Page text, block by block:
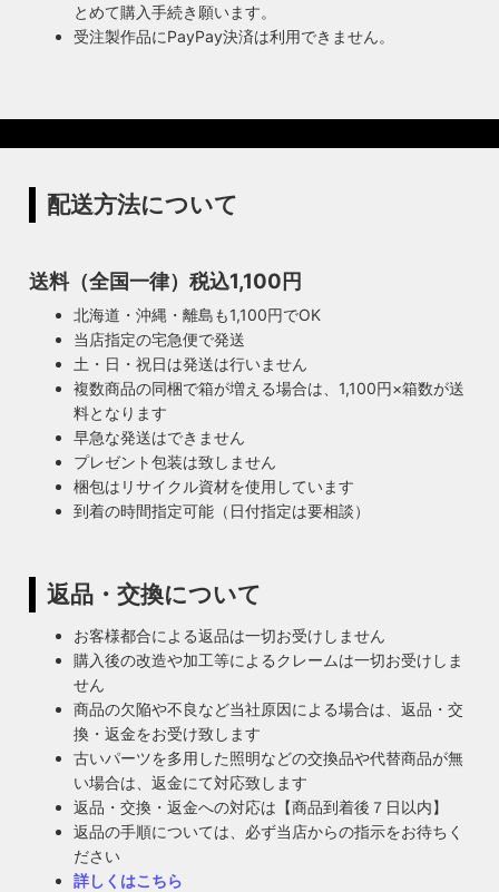
とめて購入手続き願います。
受注製作品にPayPay決済は利用できません。
配送方法について
送料（全国一律）税込1,100円
北海道・沖縄・離島も1,100円でOK
当店指定の宅急便で発送
土・日・祝日は発送は行いません
複数商品の同梱で箱が増える場合は、1,100円×箱数が送
料となります
早急な発送はできません
プレゼント包装は致しません
梱包はリサイクル資材を使用しています
到着の時間指定可能（日付指定は要相談）
返品・交換について
お客様都合による返品は一切お受けしません
購入後の改造や加工等によるクレームは一切お受けしま
せん
商品の欠陥や不良など当社原因による場合は、返品・交
換・返金をお受け致します
古いパーツを多用した照明などの交換品や代替商品が無
い場合は、返金にて対応致します
返品・交換・返金への対応は【商品到着後７日以内】
返品の手順については、必ず当店からの指示をお待ちく
ださい
詳しくはこちら